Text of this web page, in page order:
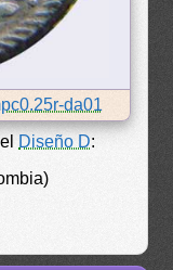
da01
Diseño D: